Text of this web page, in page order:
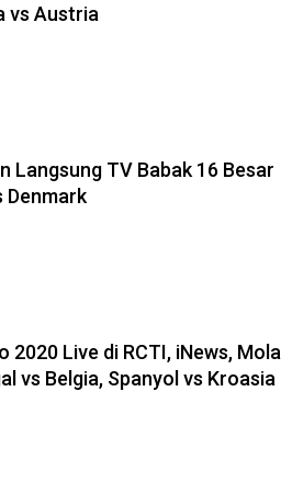
vs Austria
Langsung TV Babak 16 Besar
Denmark
2020 Live di RCTI, iNews, Mola
vs Belgia, Spanyol vs Kroasia